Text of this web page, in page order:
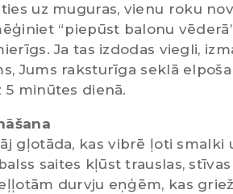
uz muguras, vienu roku
“piepūst balonu
Ja tas izdodas viegli,
Jums raksturīga seklā
5 minūtes dienā.
gļotāda, kas vibrē ļoti smalki
saites kļūst trauslas,
durvju eņģēm, kas